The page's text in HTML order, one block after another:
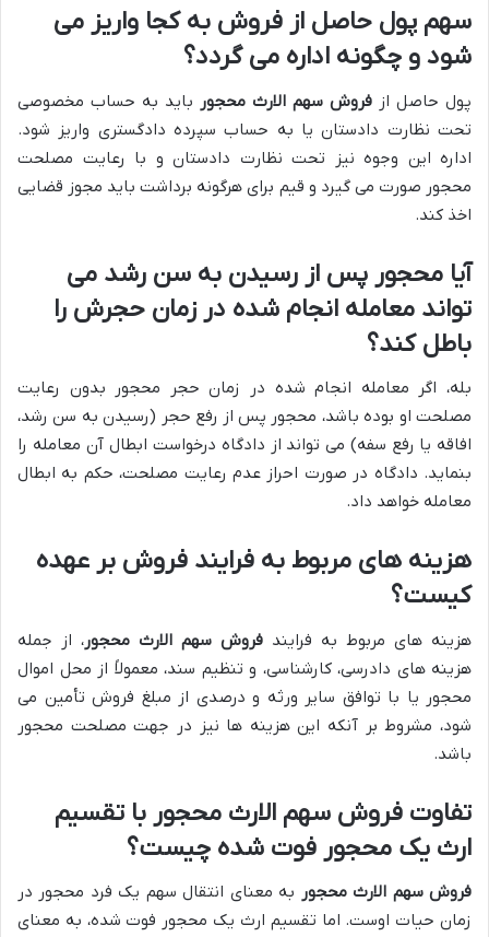
سهم پول حاصل از فروش به کجا واریز می
شود و چگونه اداره می گردد؟
پول حاصل از فروش سهم الارث محجور باید به حساب مخصوصی
تحت نظارت دادستان یا به حساب سپرده دادگستری واریز شود.
اداره این وجوه نیز تحت نظارت دادستان و با رعایت مصلحت
محجور صورت می گیرد و قیم برای هرگونه برداشت باید مجوز قضایی
اخذ کند.
آیا محجور پس از رسیدن به سن رشد می
تواند معامله انجام شده در زمان حجرش را
باطل کند؟
بله، اگر معامله انجام شده در زمان حجر محجور بدون رعایت
مصلحت او بوده باشد، محجور پس از رفع حجر (رسیدن به سن رشد،
افاقه یا رفع سفه) می تواند از دادگاه درخواست ابطال آن معامله را
بنماید. دادگاه در صورت احراز عدم رعایت مصلحت، حکم به ابطال
معامله خواهد داد.
هزینه های مربوط به فرایند فروش بر عهده
کیست؟
هزینه های مربوط به فرایند فروش سهم الارث محجور، از جمله
هزینه های دادرسی، کارشناسی، و تنظیم سند، معمولاً از محل اموال
محجور یا با توافق سایر ورثه و درصدی از مبلغ فروش تأمین می
شود، مشروط بر آنکه این هزینه ها نیز در جهت مصلحت محجور
باشد.
تفاوت فروش سهم الارث محجور با تقسیم
ارث یک محجور فوت شده چیست؟
فروش سهم الارث محجور به معنای انتقال سهم یک فرد محجور در
زمان حیات اوست. اما تقسیم ارث یک محجور فوت شده، به معنای